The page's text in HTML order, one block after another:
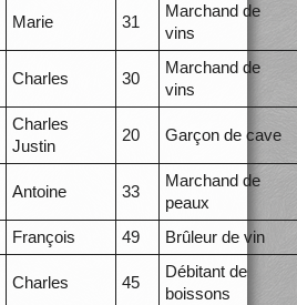
Marie 31
Marchand de
vins
Charles 30
Marchand de
vins
Charles
Justin
20 Garçon de cave
Antoine 33
Marchand de
peaux
François 49 Brûleur de vin
Charles 45
Débitant de
boissons